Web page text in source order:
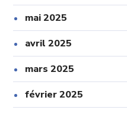
mai 2025
avril 2025
mars 2025
février 2025